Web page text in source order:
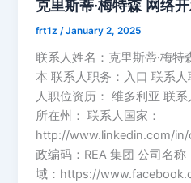
克里斯蒂·梅特森 网络
frt1z/January 2, 2025
联系人姓名：克里斯蒂·梅
本 联系人职务：入口 联系
人职位资历： 维多利亚 联
所在州： 联系人国家：
http://www.linkedin.com/
政编码：REA 集团 公司名
域：https://